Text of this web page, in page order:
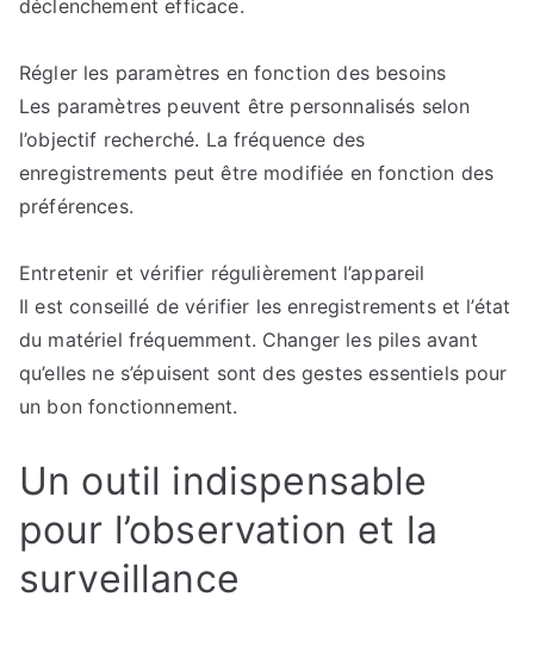
déclenchement efficace.
Régler les paramètres en fonction des besoins
Les paramètres peuvent être personnalisés selon
l’objectif recherché. La fréquence des
enregistrements peut être modifiée en fonction des
préférences.
Entretenir et vérifier régulièrement l’appareil
Il est conseillé de vérifier les enregistrements et l’état
du matériel fréquemment. Changer les piles avant
qu’elles ne s’épuisent sont des gestes essentiels pour
un bon fonctionnement.
Un outil indispensable
pour l’observation et la
surveillance